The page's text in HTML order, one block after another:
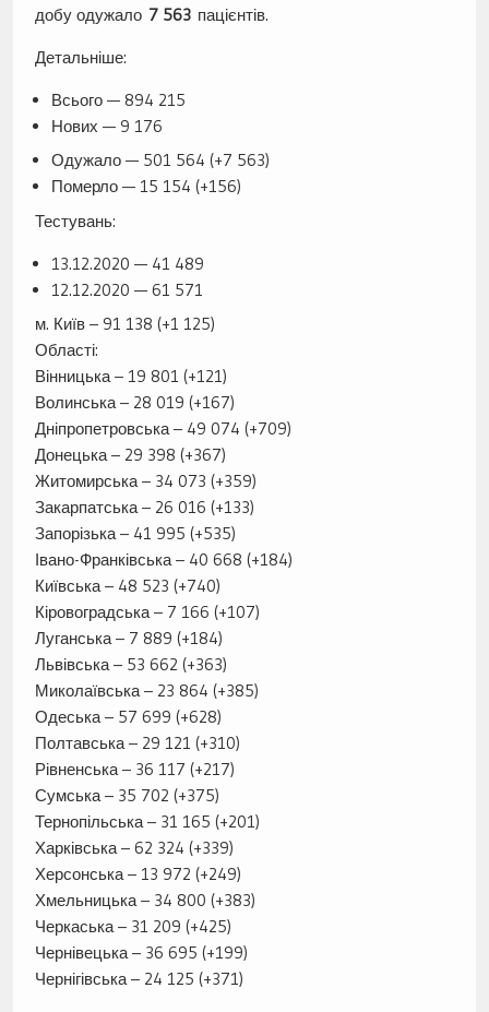
добу одужало 7 563пацієнтів.
Детальніше:
Всього — 894 215
Нових — 9 176
Одужало — 501 564 (+7 563)
Померло — 15 154 (+156)
Тестувань:
13.12.2020 — 41 489
12.12.2020 — 61 571
м. Київ – 91 138 (+1 125)
Області:
Вінницька – 19 801 (+121)
Волинська – 28 019 (+167)
Дніпропетровська – 49 074 (+709)
Донецька – 29 398 (+367)
Житомирська – 34 073 (+359)
Закарпатська – 26 016 (+133)
Запорізька – 41 995 (+535)
Івано-Франківська – 40 668 (+184)
Київська – 48 523 (+740)
Кіровоградська – 7 166 (+107)
Луганська – 7 889 (+184)
Львівська – 53 662 (+363)
Миколаївська – 23 864 (+385)
Одеська – 57 699 (+628)
Полтавська – 29 121 (+310)
Рівненська – 36 117 (+217)
Сумська – 35 702 (+375)
Тернопільська – 31 165 (+201)
Харківська – 62 324 (+339)
Херсонська – 13 972 (+249)
Хмельницька – 34 800 (+383)
Черкаська – 31 209 (+425)
Чернівецька – 36 695 (+199)
Чернігівська – 24 125 (+371)